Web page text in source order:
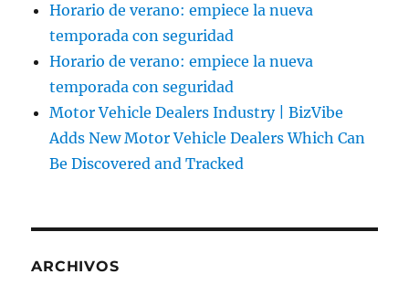
Horario de verano: empiece la nueva
temporada con seguridad
Horario de verano: empiece la nueva
temporada con seguridad
Motor Vehicle Dealers Industry | BizVibe
Adds New Motor Vehicle Dealers Which Can
Be Discovered and Tracked
ARCHIVOS